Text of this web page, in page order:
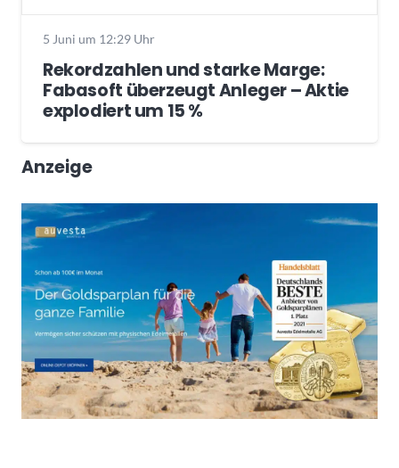
5 Juni um 12:29 Uhr
Rekordzahlen und starke Marge:
Fabasoft überzeugt Anleger – Aktie
explodiert um 15 %
Anzeige